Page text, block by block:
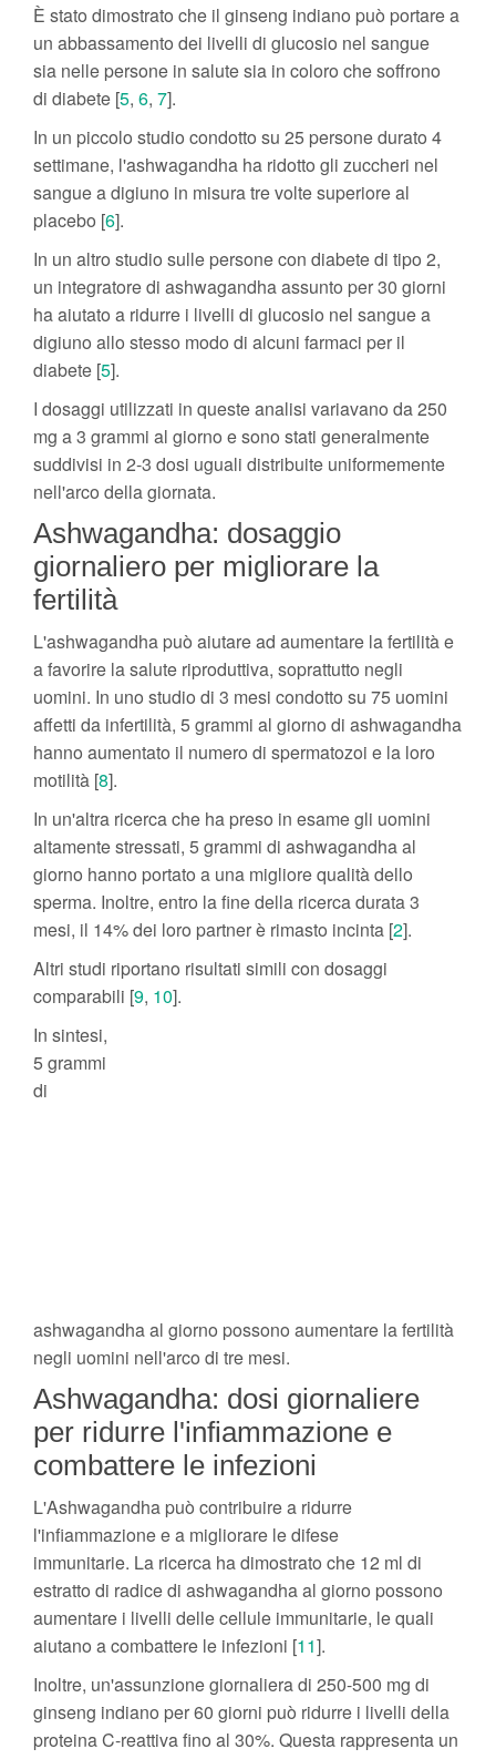
È stato dimostrato che il ginseng indiano può portare a
un abbassamento dei livelli di glucosio nel sangue
sia nelle persone in salute sia in coloro che soffrono
di diabete [5, 6, 7].
In un piccolo studio condotto su 25 persone durato 4
settimane, l'ashwagandha ha ridotto gli zuccheri nel
sangue a digiuno in misura tre volte superiore al
placebo [6].
In un altro studio sulle persone con diabete di tipo 2,
un integratore di ashwagandha assunto per 30 giorni
ha aiutato a ridurre i livelli di glucosio nel sangue a
digiuno allo stesso modo di alcuni farmaci per il
diabete [5].
I dosaggi utilizzati in queste analisi variavano da 250
mg a 3 grammi al giorno e sono stati generalmente
suddivisi in 2-3 dosi uguali distribuite uniformemente
nell'arco della giornata.
Ashwagandha: dosaggio
giornaliero per migliorare la
fertilità
L'ashwagandha può aiutare ad aumentare la fertilità e
a favorire la salute riproduttiva, soprattutto negli
uomini. In uno studio di 3 mesi condotto su 75 uomini
affetti da infertilità, 5 grammi al giorno di ashwagandha
hanno aumentato il numero di spermatozoi e la loro
motilità [8].
In un'altra ricerca che ha preso in esame gli uomini
altamente stressati, 5 grammi di ashwagandha al
giorno hanno portato a una migliore qualità dello
sperma. Inoltre, entro la fine della ricerca durata 3
mesi, il 14% dei loro partner è rimasto incinta [2].
Altri studi riportano risultati simili con dosaggi
comparabili [9, 10].
In sintesi,
5 grammi
di
ashwagandha al giorno possono aumentare la fertilità
negli uomini nell'arco di tre mesi.
Ashwagandha: dosi giornaliere
per ridurre l'infiammazione e
combattere le infezioni
L'Ashwagandha può contribuire a ridurre
l'infiammazione e a migliorare le difese
immunitarie. La ricerca ha dimostrato che 12 ml di
estratto di radice di ashwagandha al giorno possono
aumentare i livelli delle cellule immunitarie, le quali
aiutano a combattere le infezioni [11].
Inoltre, un'assunzione giornaliera di 250-500 mg di
ginseng indiano per 60 giorni può ridurre i livelli della
proteina C-reattiva fino al 30%. Questa rappresenta un